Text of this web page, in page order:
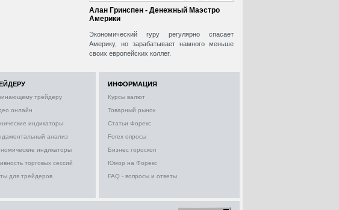
Алан Гринспен - Денежный Маэстро
Америки
Экономический гуру регулярно спасает
Америку, но зарабатывает намного меньше
своих европейских коллег.
трейдеру
онлайн
индикаторы
анализ
индикаторы
торговых сессий
для трейдеров
ИНФОРМАЦИЯ
Курсы валют
Товарный рынок
Статьи Форекс
Forex опросы
Бизнес гороскоп
Юмор на Форекс
FAQ - вопросы и ответы